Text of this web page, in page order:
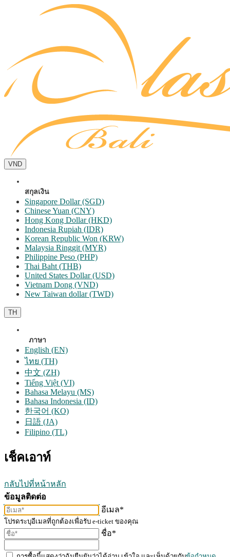
VND
สกุลเงิน
Singapore Dollar (SGD)
Chinese Yuan (CNY)
Hong Kong Dollar (HKD)
Indonesia Rupiah (IDR)
Korean Republic Won (KRW)
Malaysia Ringgit (MYR)
Philippine Peso (PHP)
Thai Baht (THB)
United States Dollar (USD)
Vietnam Dong (VND)
New Taiwan dollar (TWD)
TH
ภาษา
English (EN)
ไทย (TH)
中文 (ZH)
Tiếng Việt (VI)
Bahasa Melayu (MS)
Bahasa Indonesia (ID)
한국어 (KO)
日語 (JA)
Filipino (TL)
เช็คเอาท์
กลับไปที่หน้าหลัก
ข้อมูลติดต่อ
อีเมล*
โปรดระบุอีเมลที่ถูกต้องเพื่อรับ e-ticket ของคุณ
ชื่อ*